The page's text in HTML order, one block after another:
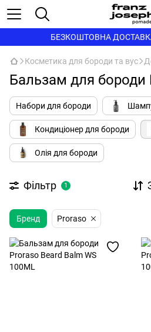
БЕЗКОШТОВНА
Косметика для бороди та вус
Бальзам для бороди
Набори для бороди
Кондиціонер для бороди
Олія для бороди
Фільтр 1
Бренд Proraso